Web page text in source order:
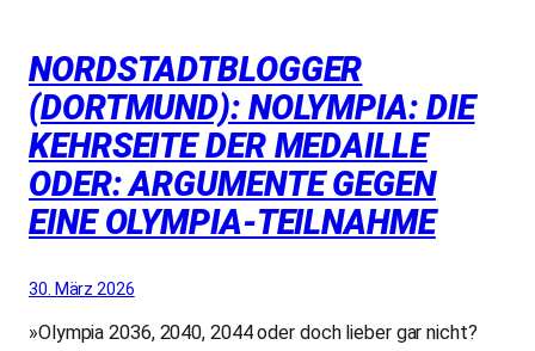
NORDSTADTBLOGGER
(DORTMUND): NOLYMPIA: DIE
KEHRSEITE DER MEDAILLE
ODER: ARGUMENTE GEGEN
EINE OLYMPIA-TEILNAHME
30. März 2026
»Olympia 2036, 2040, 2044 oder doch lieber gar nicht?